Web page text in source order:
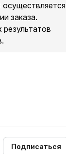
осуществляется
заказа.
Подписаться